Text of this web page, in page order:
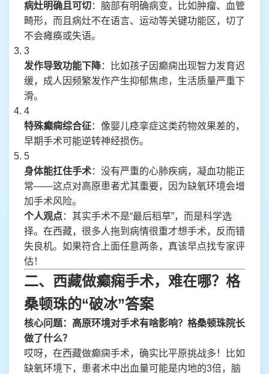
病灶明确且可切：脑部有明确病变，比如肿瘤、血管
畸形，而且病灶不在语言、运动等关键功能区，切了
不会瘫痪或失语。
3
发作导致功能下降：比如孩子因癫痫出现智力发育迟
缓，成人因频繁发作产生抑郁焦虑，生活质量严重下
滑。
4
特殊癫痫综合征：像婴儿痉挛症这类药物效果差的，
早期手术可能逆转神经损伤。
5
身体能扛住手术：没有严重的心肺疾病，凝血功能正
常——这点对高原患者尤其重要，因为缺氧环境会增
加手术风险。
个人观点：其实手术不是“最后稻草”，而是科学选
择。在西藏，很多人拖到病情很重才想手术，反而错
失良机。如果符合上面任意两条，真该早点找专家评
估！
二、西藏做癫痫手术，难在哪？格
桑顿珠的“破冰”答案
核心问题：高原环境对手术有啥影响？格桑顿珠院长
做了什么？
哎呀，在西藏做癫痫手术，确实比平原挑战多！比如
缺氧环境下，患者术中出血量可能是内地的3倍，脑